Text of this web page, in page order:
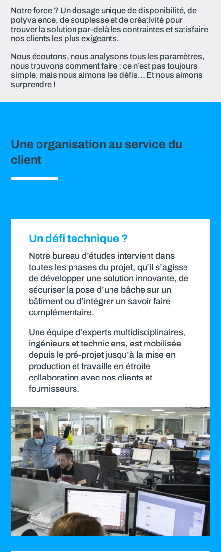
Notre force ? Un dosage unique de disponibilité, de
polyvalence, de souplesse et de créativité pour
trouver la solution par-delà les contraintes et satisfaire
nos clients les plus exigeants.
Nous écoutons, nous analysons tous les paramètres,
nous trouvons comment faire : ce n’est pas toujours
simple, mais nous aimons les défis… Et nous aimons
surprendre !
Une organisation au service du
client
Un défi technique ?
Notre bureau d’études intervient dans
toutes les phases du projet, qu’il s’agisse
de développer une solution innovante, de
sécuriser la pose d’une bâche sur un
bâtiment ou d’intégrer un savoir faire
complémentaire.
Une équipe d’experts multidisciplinaires,
ingénieurs et techniciens, est mobilisée
depuis le pré-projet jusqu’à la mise en
production et travaille en étroite
collaboration avec nos clients et
fournisseurs.